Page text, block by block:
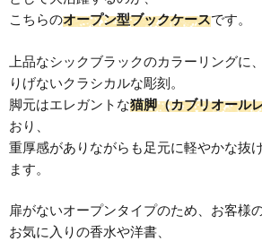
こちらのオープン型ブックケースです。
上品なシックブラックのカラーリングに
りげないクラシカルな彫刻。
脚元はエレガントな猫脚（カブリオール
おり、
重厚感がありながらも足元に軽やかな抜
ます。
扉がないオープンタイプのため、お客様
お気に入りの香水や洋書、